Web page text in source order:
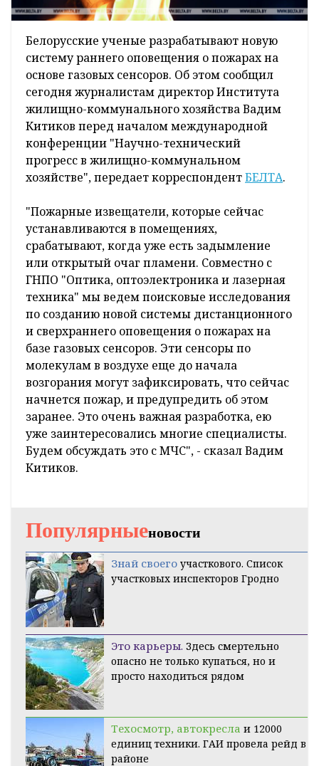
Белорусские ученые разрабатывают новую
систему раннего оповещения о пожарах на
основе газовых сенсоров. Об этом сообщил
сегодня журналистам директор Института
жилищно-коммунального хозяйства Вадим
Китиков перед началом международной
конференции "Научно-технический
прогресс в жилищно-коммунальном
хозяйстве", передает корреспондентБЕЛТА.
"Пожарные извещатели, которые сейчас
устанавливаются в помещениях,
срабатывают, когда уже есть задымление
или открытый очаг пламени. Совместно с
ГНПО "Оптика, оптоэлектроника и лазерная
техника" мы ведем поисковые исследования
по созданию новой системы дистанционного
и сверхраннего оповещения о пожарах на
базе газовых сенсоров. Эти сенсоры по
молекулам в воздухе еще до начала
возгорания могут зафиксировать, что сейчас
начнется пожар, и предупредить об этом
заранее. Это очень важная разработка, ею
уже заинтересовались многие специалисты.
Будем обсуждать это с МЧС", - сказал Вадим
Китиков.
Популярныеновости
Знай своего участкового. Список
участковых инспекторов Гродно
Это карьеры. Здесь смертельно
опасно не только купаться, но и
просто находиться рядом
Техосмотр, автокресла и 12000
единиц техники. ГАИ провела рейд в
районе